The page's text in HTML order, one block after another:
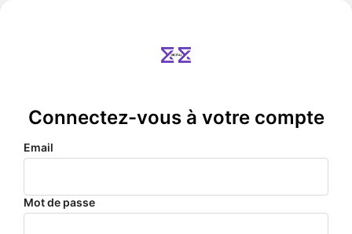
Connectez-vous à votre compte
Email
Mot de passe